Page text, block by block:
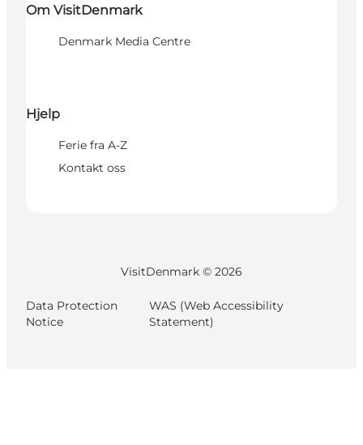
Om VisitDenmark
Denmark Media Centre
Hjelp
Ferie fra A-Z
Kontakt oss
VisitDenmark © 2026
Data Protection
Notice
WAS (Web Accessibility
Statement)